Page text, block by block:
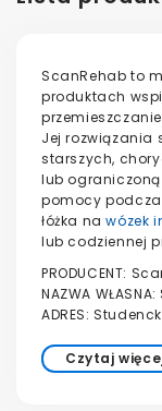
Czytaj
ScanRehab to
produktach
Jej rozwiązania
starszych,
lub
pomocy
łóżka nawózek
lub codziennej
PRODUCENT:
NAZWA
ADRES: